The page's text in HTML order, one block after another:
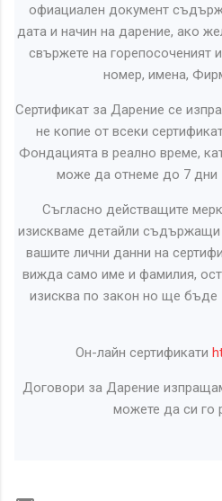
офиациален документ
дата и начин на дарение, ако
свържете на горепосоченият
номер, имена,
Сертификат за Дарение се
не копие от всеки
Фондацията в реално време,
може да отнеме до 7
Съгласно действащите
изискваме детайли
вашите лични данни на
вижда само име и фамилия,
изисква по закон но ще бъде
Он-лайн сертификати
Договори за Дарение
можете да си го